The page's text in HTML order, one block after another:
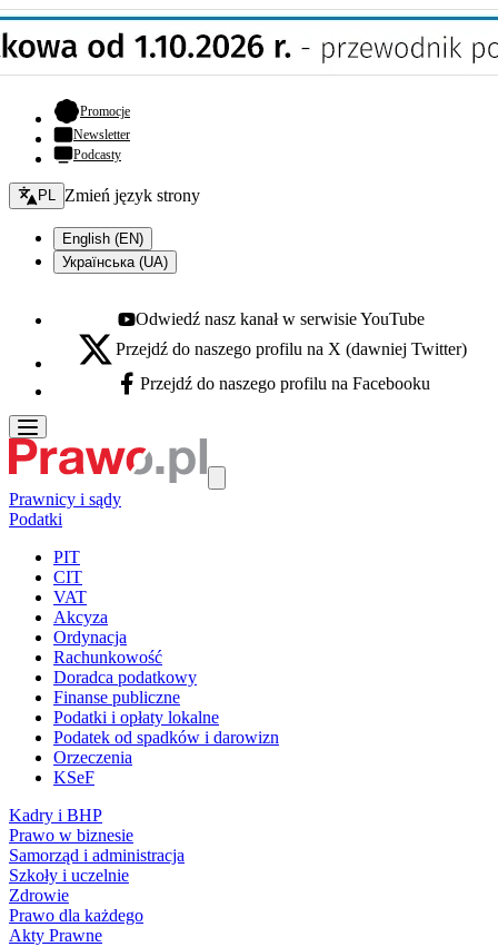
Promocje- otwiera się w nowej karcie
Newsletter
Podcasty
Zmień język - bieżący:
PL Zmień język strony
English (EN)
Українська (UA)
Youtube - otwiera się w nowej karcie
Odwiedź nasz kanał w serwisie YouTube
X - otwiera się w nowej karcie
Przejdź do naszego profilu na X (dawniej Twitter)
Facebook - otwiera się w nowej karcie
Przejdź do naszego profilu na Facebooku
Prawnicy i sądy
Podatki
PIT
CIT
VAT
Akcyza
Ordynacja
Rachunkowość
Doradca podatkowy
Finanse publiczne
Podatki i opłaty lokalne
Podatek od spadków i darowizn
Orzeczenia
KSeF
Kadry i BHP
Prawo w biznesie
Samorząd i administracja
Szkoły i uczelnie
Zdrowie
Prawo dla każdego
Akty Prawne